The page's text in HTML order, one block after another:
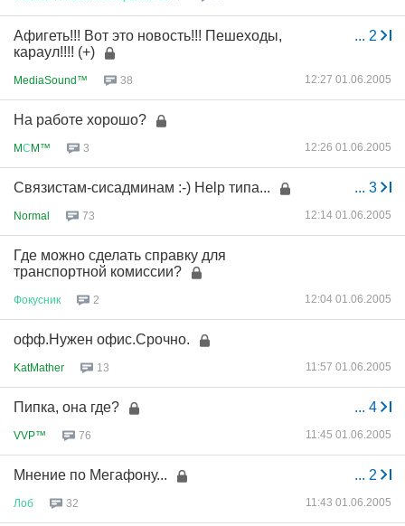
... 2
Афигеть!!! Вот это новость!!! Пешеходы,
караул!!!! (+)
MediaSound™ 38 12:27 01.06.2005
На работе хорошо?
MСM™ 3 12:26 01.06.2005
... 3
Связистам-сисадминам :-) Help типа...
Normal 73 12:14 01.06.2005
Где можно сделать справку для
транспортной комиссии?
Фокусник 2 12:04 01.06.2005
офф.Нужен офис.Срочно.
KatMather 13 11:57 01.06.2005
... 4
Пипка, она где?
VVP™ 76 11:45 01.06.2005
... 2
Мнение по Мегафону...
Лоб 32 11:43 01.06.2005